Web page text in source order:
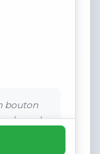
bouton
charge).